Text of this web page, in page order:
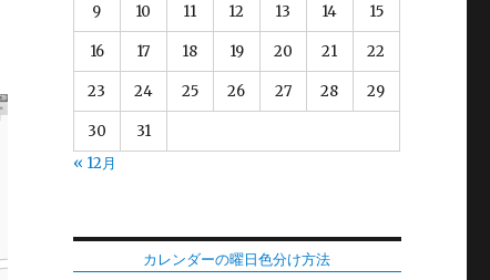
9 10 11 12 13 14 15
16 17 18 19 20 21 22
23 24 25 26 27 28 29
30
31
« 12月
カレンダーの曜日色分け方法